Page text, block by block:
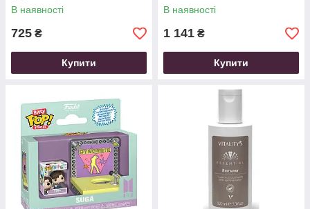
В наявності
725 ₴
Купити
В наявності
1 141 ₴
Купити